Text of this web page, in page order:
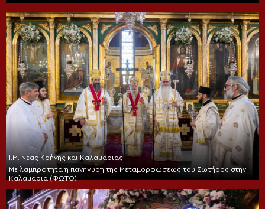
Ι.Μ. Νέας Κρήνης και Καλαμαριάς
Με λαμπρότητα η πανήγυρη της Μεταμορφώσεως του Σωτήρος στην
Καλαμαριά (ΦΩΤΟ)